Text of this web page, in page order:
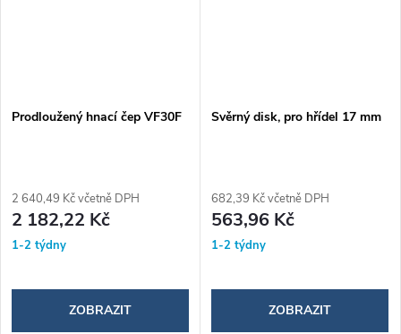
Prodloužený hnací čep VF30F
2 640,49 Kč včetně DPH
2 182,22 Kč
1-2 týdny
ZOBRAZIT
Svěrný disk, pro hřídel 17 mm
682,39 Kč včetně DPH
563,96 Kč
1-2 týdny
ZOBRAZIT